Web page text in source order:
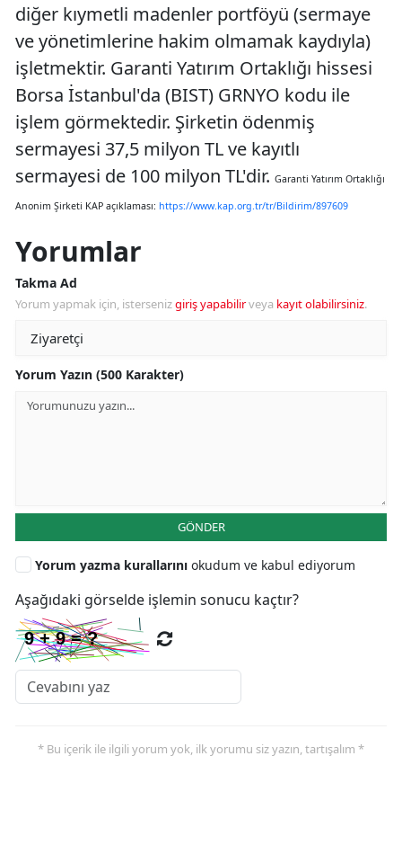
diğer kıymetli madenler portföyü (sermaye
ve yönetimlerine hakim olmamak kaydıyla)
işletmektir. Garanti Yatırım Ortaklığı hissesi
Borsa İstanbul'da (BIST) GRNYO kodu ile
işlem görmektedir. Şirketin ödenmiş
sermayesi 37,5 milyon TL ve kayıtlı
sermayesi de 100 milyon TL'dir. Garanti Yatırım Ortaklığı
Anonim Şirketi KAP açıklaması: https://www.kap.org.tr/tr/Bildirim/897609
Yorumlar
Takma Ad
Yorum yapmak için, istersenizgiriş yapabilirveya kayıt olabilirsiniz.
Yorum Yazın (500 Karakter)
GÖNDER
Yorum yazma kurallarını okudum ve kabul ediyorum
Aşağıdaki görselde işlemin sonucu kaçtır?
* Bu içerik ile ilgili yorum yok, ilk yorumu siz yazın, tartışalım *